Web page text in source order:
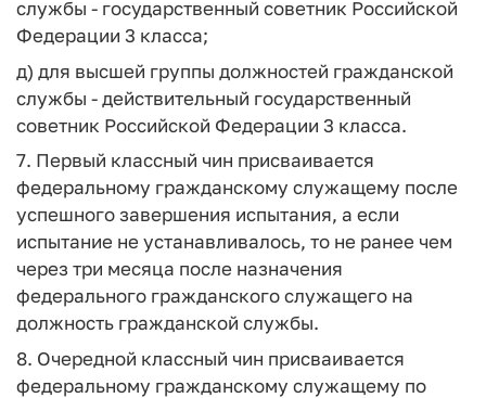
службы - государственный советник Российской
Федерации 3 класса;
д) для высшей группы должностей гражданской
службы - действительный государственный
советник Российской Федерации 3 класса.
7. Первый классный чин присваивается
федеральному гражданскому служащему после
успешного завершения испытания, а если
испытание не устанавливалось, то не ранее чем
через три месяца после назначения
федерального гражданского служащего на
должность гражданской службы.
8. Очередной классный чин присваивается
федеральному гражданскому служащему по